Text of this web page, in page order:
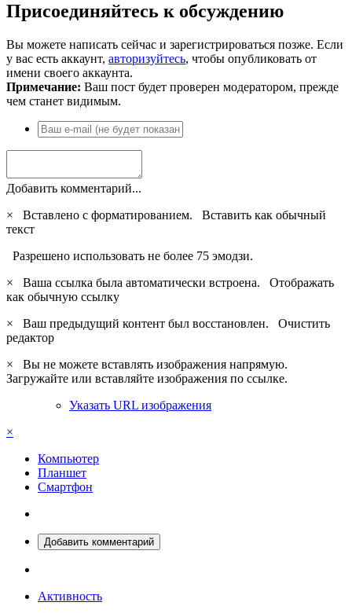
Присоединяйтесь к обсуждению
Вы можете написать сейчас и зарегистрироваться позже. Если
у вас есть аккаунт, авторизуйтесь, чтобы опубликовать от
имени своего аккаунта.
Примечание: Ваш пост будет проверен модератором, прежде
чем станет видимым.
Добавить комментарий...
×
Вставлено с форматированием. Вставить как обычный
текст
Разрешено использовать не более 75 эмодзи.
×
Ваша ссылка была автоматически встроена. Отображать
как обычную ссылку
×
Ваш предыдущий контент был восстановлен. Очистить
редактор
×
Вы не можете вставлять изображения напрямую.
Загружайте или вставляйте изображения по ссылке.
Указать URL изображения
×
Компьютер
Планшет
Смартфон
Добавить комментарий
Активность